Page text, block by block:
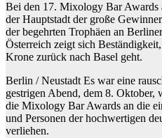
Bei den 17. Mixology Bar Awards
der Hauptstadt der große
der begehrten Trophäen an
Österreich zeigt sich
Krone zurück nach Basel geht.
Berlin / Neustadt Es war eine
gestrigen Abend, dem 8.
die Mixology Bar Awards an die
und Personen der hochwertigen
verliehen.